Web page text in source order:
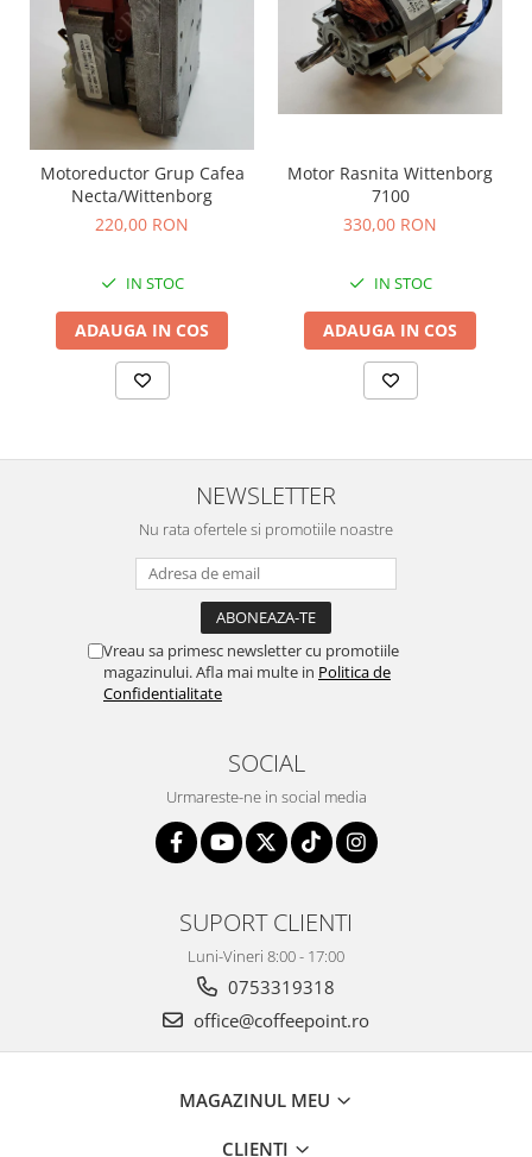
Motoreductor Grup Cafea
Necta/Wittenborg
220,00 RON
IN STOC
ADAUGA IN COS
Motor Rasnita Wittenborg
7100
330,00 RON
IN STOC
ADAUGA IN COS
NEWSLETTER
Nu rata ofertele si promotiile noastre
Vreau sa primesc newsletter cu promotiile
magazinului. Afla mai multe in Politica de
Confidentialitate
SOCIAL
Urmareste-ne in social media
SUPORT CLIENTI
Luni-Vineri 8:00 - 17:00
0753319318
office@coffeepoint.ro
MAGAZINUL MEU
CLIENTI